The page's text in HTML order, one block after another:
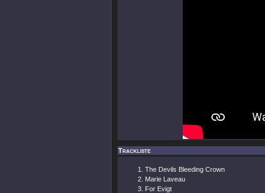
Trackliste
The Devils Bleeding Crown
Marie Laveau
For Evigt